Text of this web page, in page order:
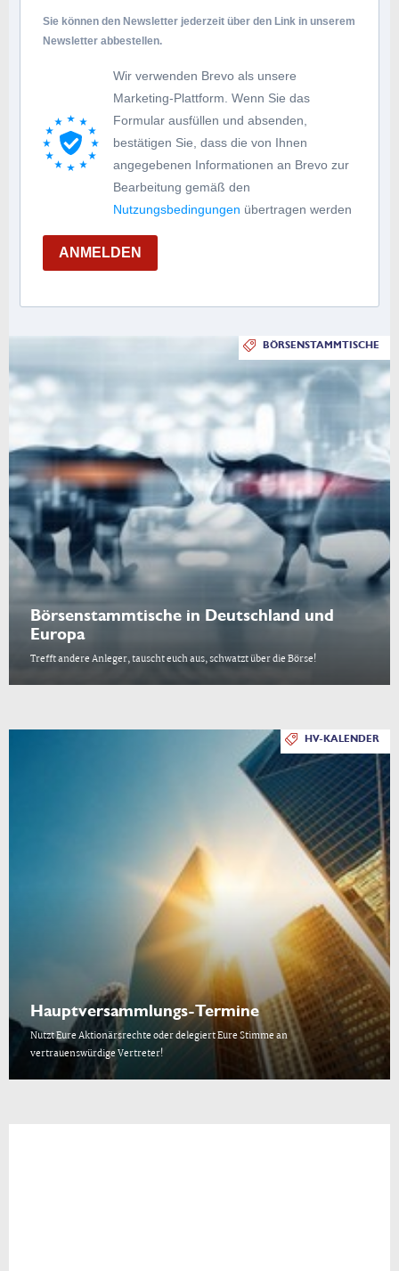
Sie können den Newsletter jederzeit über den Link in unserem
Newsletter abbestellen.
Wir verwenden Brevo als unsere
Marketing-Plattform. Wenn Sie das
Formular ausfüllen und absenden,
bestätigen Sie, dass die von Ihnen
angegebenen Informationen an Brevo zur
Bearbeitung gemäß den
Nutzungsbedingungen übertragen werden
ANMELDEN
BÖRSENSTAMMTISCHE
Börsenstammtische in Deutschland und
Europa
Trefft andere Anleger, tauscht euch aus, schwatzt über die Börse!
HV-KALENDER
Hauptversammlungs-Termine
Nutzt Eure Aktionärsrechte oder delegiert Eure Stimme an
vertrauenswürdige Vertreter!